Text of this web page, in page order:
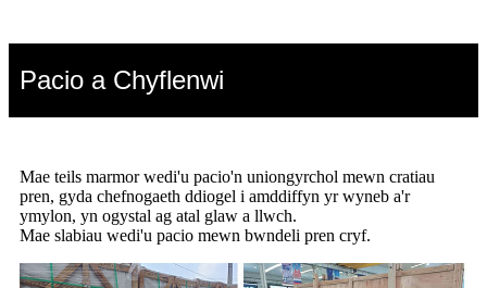
Pacio a Chyflenwi
Mae teils marmor wedi'u pacio'n uniongyrchol mewn cratiau
pren, gyda chefnogaeth ddiogel i amddiffyn yr wyneb a'r
ymylon, yn ogystal ag atal glaw a llwch.
Mae slabiau wedi'u pacio mewn bwndeli pren cryf.